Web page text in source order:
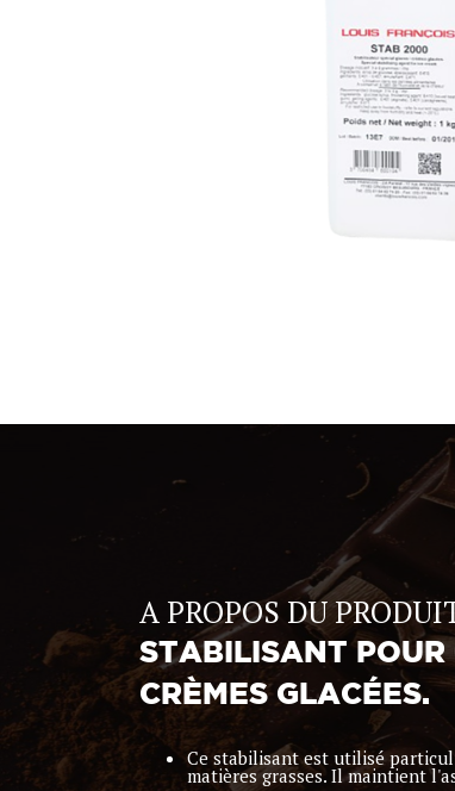
A PROPOS DU
STABILISANT POUR
CRÈMES GLACÉES.
Ce stabilisant est utilisé
matières grasses. Il maintient